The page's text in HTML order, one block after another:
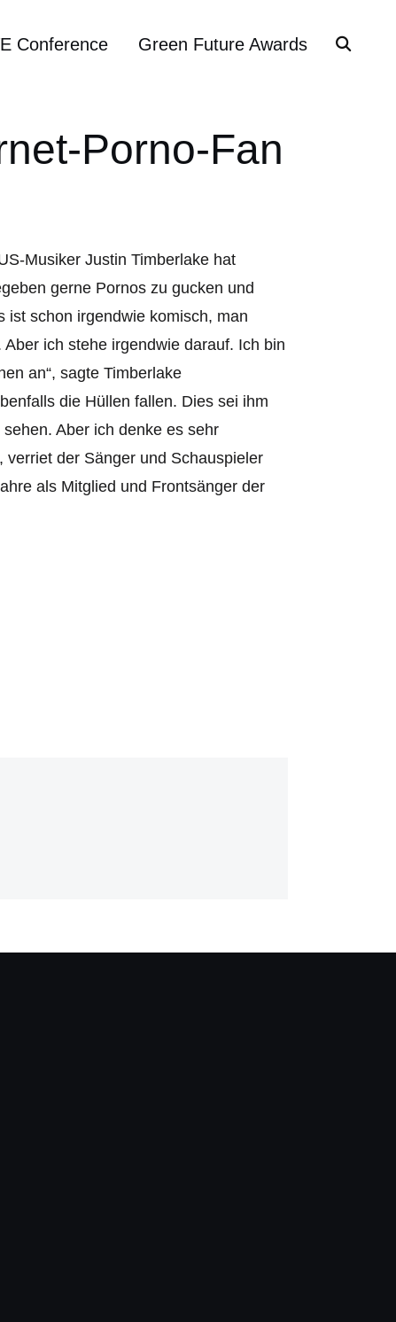
Conference Green Future Awards
Porno-Fan
Musiker Justin Timberlake hat
gerne Pornos zu gucken und
ist schon irgendwie komisch, man
ich stehe irgendwie darauf. Ich bin
an“, sagte Timberlake
die Hüllen fallen. Dies sei ihm
Aber ich denke es sehr
verriet der Sänger und Schauspieler
als Mitglied und Frontsänger der